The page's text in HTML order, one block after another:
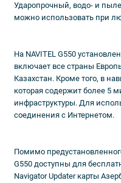
Ударопрочный, водо- и
можно использовать при
На NAVITEL G550
включает все страны
Казахстан. Кроме того, в
которая содержит более 5
инфраструктуры. Для
соединения с Интернетом.
Помимо
G550 доступны для
Navigator Updater карты